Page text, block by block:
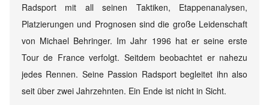
Radsport mit all seinen Taktiken, Etappenanalysen,
Platzierungen und Prognosen sind die große Leidenschaft
von Michael Behringer. Im Jahr 1996 hat er seine erste
Tour de France verfolgt. Seitdem beobachtet er nahezu
jedes Rennen. Seine Passion Radsport begleitet ihn also
seit über zwei Jahrzehnten. Ein Ende ist nicht in Sicht.